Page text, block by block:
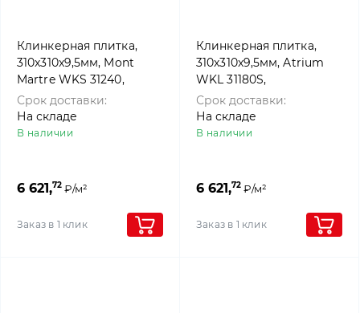
Клинкерная плитка,
310x310x9,5мм, Mont
Martre WKS 31240,
Westerwalder klinker
Срок доставки:
На складе
В наличии
6 621,72 ₽/м²
Заказ в 1 клик
Клинкерная плитка,
310x310x9,5мм, Atrium
WKL 31180S,
Westerwalder klinker
Срок доставки:
На складе
В наличии
6 621,72 ₽/м²
Заказ в 1 клик